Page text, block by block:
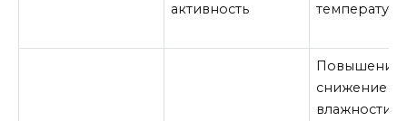
активность
температуре
Повышение
снижение
влажности